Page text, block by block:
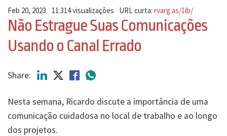
Feb 20, 2023 11.314 visualizações URL curta:rvarg.as/1ib/
Não Estrague Suas Comunicações
Usando o Canal Errado
Share:
Nesta semana, Ricardo discute a importância de uma
comunicação cuidadosa no local de trabalho e ao longo
dos projetos.